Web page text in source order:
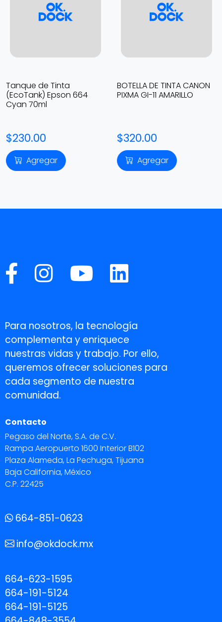
Tanque de Tinta
(EcoTank) Epson 664
Cyan 70ml
$230.00
Agregar
BOTELLA DE TINTA CANON
PIXMA GI-11 AMARILLO
$320.00
Agregar
Para nosotros, la tecnología
complementa y enriquece
nuestras vidas y trabajo. Por ello,
queremos ofrecer soluciones para
cada segmento de nuestra
comunidad.
Contacto
Pegaso del Norte, S.A. de C.V.
Rampa Aeropuerto 1600 Interior B102
Plaza Alameda, La Pechuga, Tijuana
Baja California, México
C.P. 22425
664-851-0623
info@okdock.mx
664-623-1595
664-191-5124
664-191-5125